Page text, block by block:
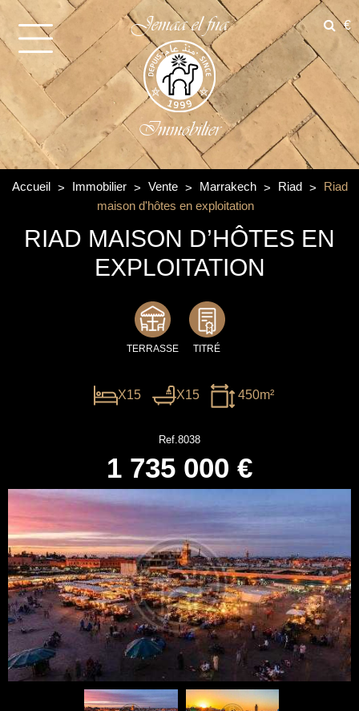
Jemaa el fna
Immobilier
€
Accueil Immobilier Vente Marrakech Riad
Riad
maison d'hôtes en exploitation
RIAD MAISON D’HÔTES EN
EXPLOITATION
TERRASSE TITRÉ
X15 X15 450m²
Ref.8038
1 735 000 €